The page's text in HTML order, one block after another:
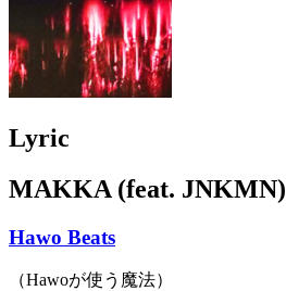
Lyric
MAKKA (feat. JNKMN)
Hawo Beats
（Hawoが使う魔法）